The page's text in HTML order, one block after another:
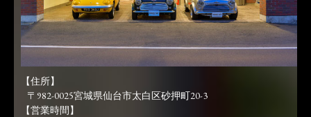
【住所】
〒982-0025宮城県仙台市太白区砂押町20-3
【営業時間】